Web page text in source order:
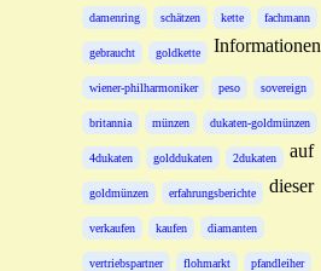
damenring schätzen kette fachmann
gebraucht goldkette
wiener-philharmoniker peso sovereign
britannia münzen dukaten-goldmünzen
4dukaten golddukaten 2dukaten
goldmünzen erfahrungsberichte
verkaufen kaufen diamanten
vertriebspartner flohmarkt pfandleiher
Informationen
auf
dieser